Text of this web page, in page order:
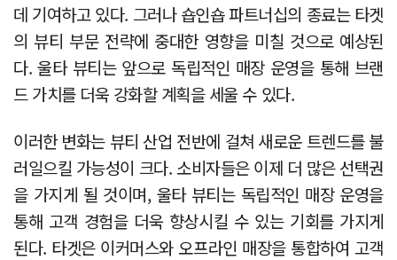
데 기여하고 있다. 그러나 숍인숍 파트너십의 종료는 타겟
의 뷰티 부문 전략에 중대한 영향을 미칠 것으로 예상된
다. 울타 뷰티는 앞으로 독립적인 매장 운영을 통해 브랜
드 가치를 더욱 강화할 계획을 세울 수 있다.
이러한 변화는 뷰티 산업 전반에 걸쳐 새로운 트렌드를 불
러일으킬 가능성이 크다. 소비자들은 이제 더 많은 선택권
을 가지게 될 것이며, 울타 뷰티는 독립적인 매장 운영을
통해 고객 경험을 더욱 향상시킬 수 있는 기회를 가지게
된다. 타겟은 이커머스와 오프라인 매장을 통합하여 고객